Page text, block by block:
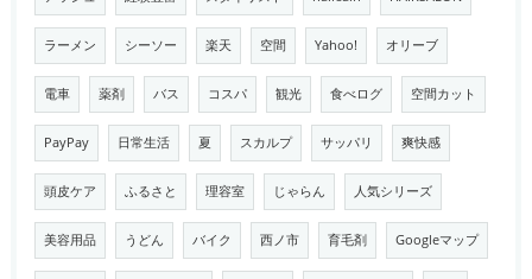
ラーメン シーソー 楽天 空間 Yahoo! オリーブ
電車 薬剤 バス コスパ 観光 食べログ 空間カット
PayPay 日常生活 夏 スカルプ サッパリ 爽快感
頭皮ケア ふるさと 理容室 じゃらん 人気シリーズ
美容用品 うどん バイク 西ノ市 育毛剤 Googleマップ